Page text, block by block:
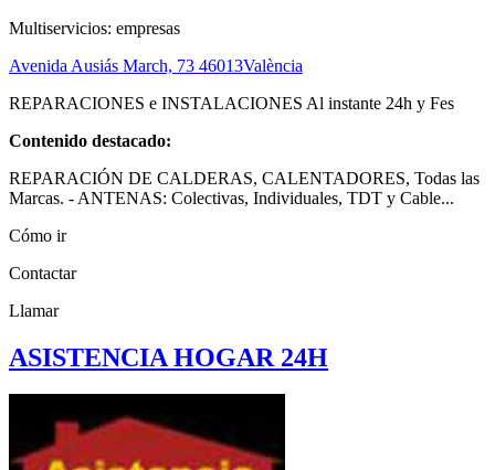
Multiservicios: empresas
Avenida Ausiás March, 73 46013València
REPARACIONES e INSTALACIONES Al instante 24h y Fes
Contenido destacado:
REPARACIÓN DE CALDERAS, CALENTADORES, Todas las
Marcas. - ANTENAS: Colectivas, Individuales, TDT y Cable...
Cómo ir
Contactar
Llamar
ASISTENCIA HOGAR 24H